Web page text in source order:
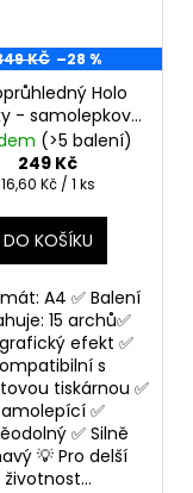
KČ –28 %
Holo
- samolepkový
Samolepící
na výrobu
samolepek
(>5 balení)
249 Kč
Měrná
16,60 Kč / 1 ks
DO KOŠÍKU
A4 ✅ Balení
15 archů✅
efekt ✅
s
tiskárnou ✅
✅
✅ Silně
💡 Pro delší
životnost...